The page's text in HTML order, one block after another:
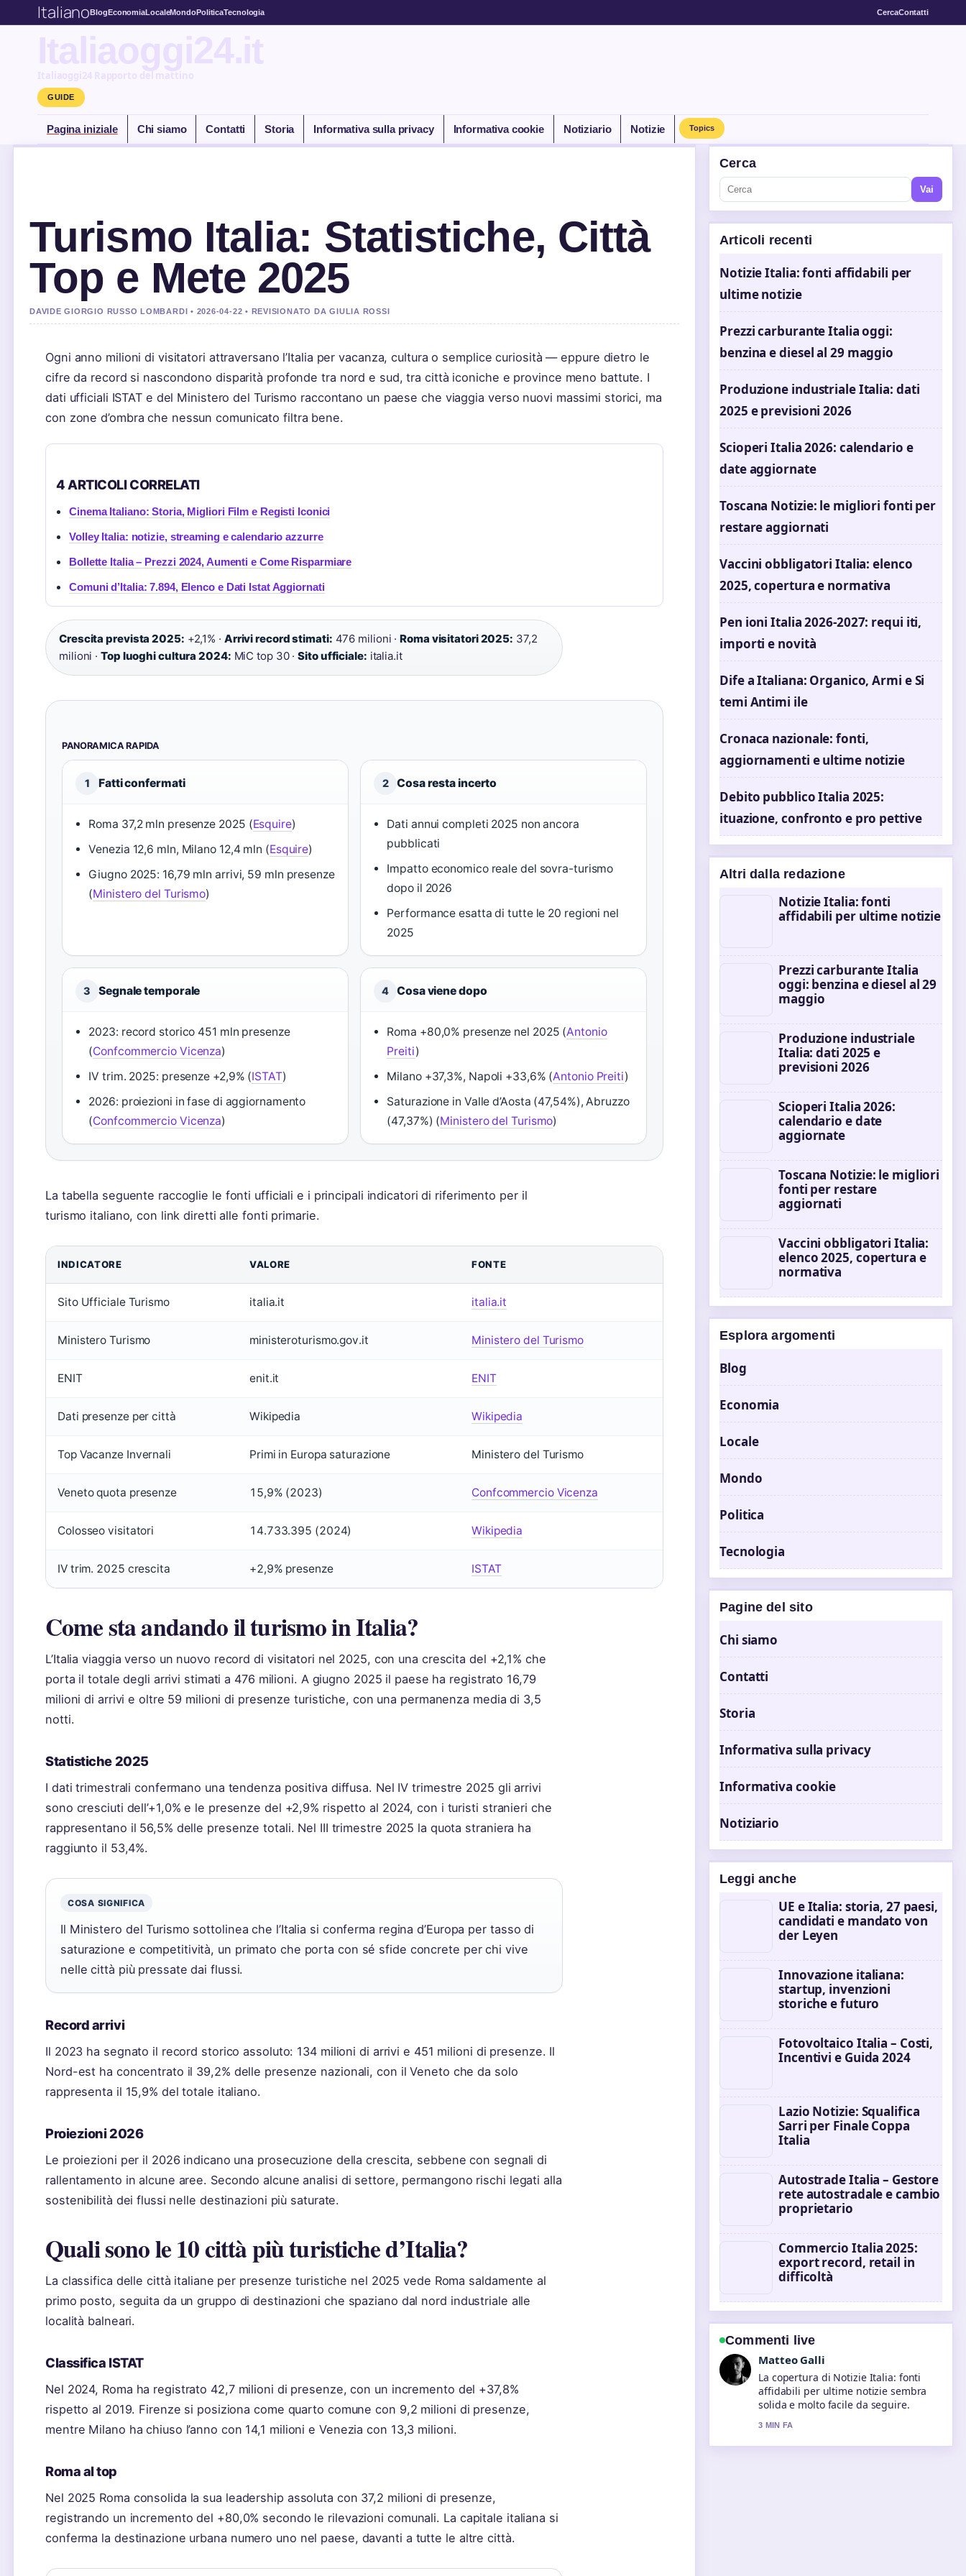
ItalianoBlogEconomiaLocaleMondoPoliticaTecnologia CercaContatti
Italiaoggi24.it
Italiaoggi24 Rapporto del mattino
GUIDE
Pagina iniziale Chi siamo Contatti Storia Informativa sulla privacy Informativa cookie Notiziario Notizie Topics
Turismo Italia: Statistiche, Città
Top e Mete 2025
DAVIDE GIORGIO RUSSO LOMBARDI • 2026-04-22 • REVISIONATO DA GIULIA ROSSI
Ogni anno milioni di visitatori attraversano l’Italia per vacanza, cultura o semplice curiosità — eppure dietro le
cifre da record si nascondono disparità profonde tra nord e sud, tra città iconiche e province meno battute. I
dati ufficiali ISTAT e del Ministero del Turismo raccontano un paese che viaggia verso nuovi massimi storici, ma
con zone d’ombra che nessun comunicato filtra bene.
4 ARTICOLI CORRELATI
Cinema Italiano: Storia, Migliori Film e Registi Iconici
Volley Italia: notizie, streaming e calendario azzurre
Bollette Italia – Prezzi 2024, Aumenti e Come Risparmiare
Comuni d’Italia: 7.894, Elenco e Dati Istat Aggiornati
Crescita prevista 2025: +2,1% · Arrivi record stimati: 476 milioni ·Roma visitatori 2025: 37,2
milioni ·Top luoghi cultura 2024: MiC top 30 ·Sito ufficiale: italia.it
PANORAMICA RAPIDA
1 Fatti confermati
Roma 37,2 mln presenze 2025 (Esquire)
Venezia 12,6 mln, Milano 12,4 mln (Esquire)
Giugno 2025: 16,79 mln arrivi, 59 mln presenze
(Ministero del Turismo)
2 Cosa resta incerto
Dati annui completi 2025 non ancora
pubblicati
Impatto economico reale del sovra-turismo
dopo il 2026
Performance esatta di tutte le 20 regioni nel
2025
3 Segnale temporale
2023: record storico 451 mln presenze
(Confcommercio Vicenza)
IV trim. 2025: presenze +2,9% (ISTAT)
2026: proiezioni in fase di aggiornamento
(Confcommercio Vicenza)
4 Cosa viene dopo
Roma +80,0% presenze nel 2025 (Antonio
Preiti)
Milano +37,3%, Napoli +33,6% (Antonio Preiti)
Saturazione in Valle d’Aosta (47,54%), Abruzzo
(47,37%) (Ministero del Turismo)
La tabella seguente raccoglie le fonti ufficiali e i principali indicatori di riferimento per il
turismo italiano, con link diretti alle fonti primarie.
INDICATORE VALORE FONTE
Sito Ufficiale Turismo italia.it italia.it
Ministero Turismo ministeroturismo.gov.it Ministero del Turismo
ENIT enit.it ENIT
Dati presenze per città Wikipedia Wikipedia
Top Vacanze Invernali Primi in Europa saturazione Ministero del Turismo
Veneto quota presenze 15,9% (2023) Confcommercio Vicenza
Colosseo visitatori 14.733.395 (2024) Wikipedia
IV trim. 2025 crescita +2,9% presenze ISTAT
Come sta andando il turismo in Italia?
L’Italia viaggia verso un nuovo record di visitatori nel 2025, con una crescita del +2,1% che
porta il totale degli arrivi stimati a 476 milioni. A giugno 2025 il paese ha registrato 16,79
milioni di arrivi e oltre 59 milioni di presenze turistiche, con una permanenza media di 3,5
notti.
Statistiche 2025
I dati trimestrali confermano una tendenza positiva diffusa. Nel IV trimestre 2025 gli arrivi
sono cresciuti dell’+1,0% e le presenze del +2,9% rispetto al 2024, con i turisti stranieri che
rappresentano il 56,5% delle presenze totali. Nel III trimestre 2025 la quota straniera ha
raggiunto il 53,4%.
COSA SIGNIFICA
Il Ministero del Turismo sottolinea che l’Italia si conferma regina d’Europa per tasso di
saturazione e competitività, un primato che porta con sé sfide concrete per chi vive
nelle città più pressate dai flussi.
Record arrivi
Il 2023 ha segnato il record storico assoluto: 134 milioni di arrivi e 451 milioni di presenze. Il
Nord-est ha concentrato il 39,2% delle presenze nazionali, con il Veneto che da solo
rappresenta il 15,9% del totale italiano.
Proiezioni 2026
Le proiezioni per il 2026 indicano una prosecuzione della crescita, sebbene con segnali di
rallentamento in alcune aree. Secondo alcune analisi di settore, permangono rischi legati alla
sostenibilità dei flussi nelle destinazioni più saturate.
Quali sono le 10 città più turistiche d’Italia?
La classifica delle città italiane per presenze turistiche nel 2025 vede Roma saldamente al
primo posto, seguita da un gruppo di destinazioni che spaziano dal nord industriale alle
località balneari.
Classifica ISTAT
Nel 2024, Roma ha registrato 42,7 milioni di presenze, con un incremento del +37,8%
rispetto al 2019. Firenze si posiziona come quarto comune con 9,2 milioni di presenze,
mentre Milano ha chiuso l’anno con 14,1 milioni e Venezia con 13,3 milioni.
Roma al top
Nel 2025 Roma consolida la sua leadership assoluta con 37,2 milioni di presenze,
registrando un incremento del +80,0% secondo le rilevazioni comunali. La capitale italiana si
conferma la destinazione urbana numero uno nel paese, davanti a tutte le altre città.
Cerca
Vai
Articoli recenti
Notizie Italia: fonti affidabili per
ultime notizie
Prezzi carburante Italia oggi:
benzina e diesel al 29 maggio
Produzione industriale Italia: dati
2025 e previsioni 2026
Scioperi Italia 2026: calendario e
date aggiornate
Toscana Notizie: le migliori fonti per
restare aggiornati
Vaccini obbligatori Italia: elenco
2025, copertura e normativa
Pen ioni Italia 2026-2027: requi iti,
importi e novità
Dife a Italiana: Organico, Armi e Si
temi Antimi ile
Cronaca nazionale: fonti,
aggiornamenti e ultime notizie
Debito pubblico Italia 2025:
ituazione, confronto e pro pettive
Altri dalla redazione
Notizie Italia: fonti
affidabili per ultime notizie
Prezzi carburante Italia
oggi: benzina e diesel al 29
maggio
Produzione industriale
Italia: dati 2025 e
previsioni 2026
Scioperi Italia 2026:
calendario e date
aggiornate
Toscana Notizie: le migliori
fonti per restare
aggiornati
Vaccini obbligatori Italia:
elenco 2025, copertura e
normativa
Esplora argomenti
Blog
Economia
Locale
Mondo
Politica
Tecnologia
Pagine del sito
Chi siamo
Contatti
Storia
Informativa sulla privacy
Informativa cookie
Notiziario
Leggi anche
UE e Italia: storia, 27 paesi,
candidati e mandato von
der Leyen
Innovazione italiana:
startup, invenzioni
storiche e futuro
Fotovoltaico Italia – Costi,
Incentivi e Guida 2024
Lazio Notizie: Squalifica
Sarri per Finale Coppa
Italia
Autostrade Italia – Gestore
rete autostradale e cambio
proprietario
Commercio Italia 2025:
export record, retail in
difficoltà
Commenti live
Chiara Romano
Ottimo lavoro di verifica intorno a
Prezzi carburante Italia oggi: benzina
e diesel.... Piu testate dovrebbero